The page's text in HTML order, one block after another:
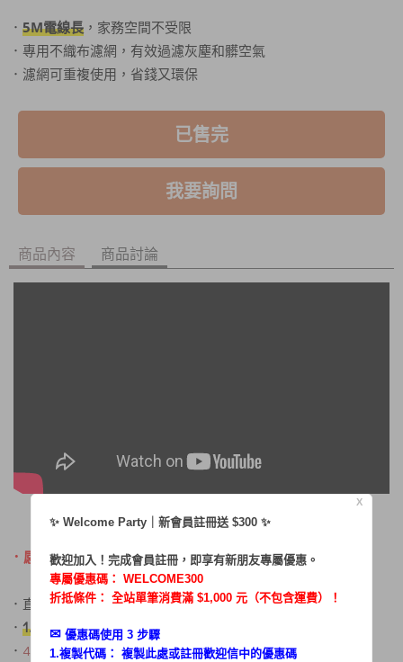
． 5M電線長 ，家務空間不受限
．專用不織布濾網，有效過濾灰塵和髒空氣
．濾網可重複使用，省錢又環保
已售完
我要詢問
商品內容 商品討論
． 感謝部落客好用推薦!
．直立 /手持 兩用
． 1.42kg羽量級，輕鬆好駕馭
． 400W超吸力，清掃更徹底
X
✨ Welcome Party｜新會員註冊送 $300 ✨
歡迎加入！完成會員註冊，即享有新朋友專屬優惠。
專屬優惠碼： WELCOME300
折抵條件： 全站單筆消費滿 $1,000 元（不包含運費）！
✉︎ 優惠碼使用 3 步驟
1.複製代碼： 複製此處或註冊歡迎信中的優惠碼